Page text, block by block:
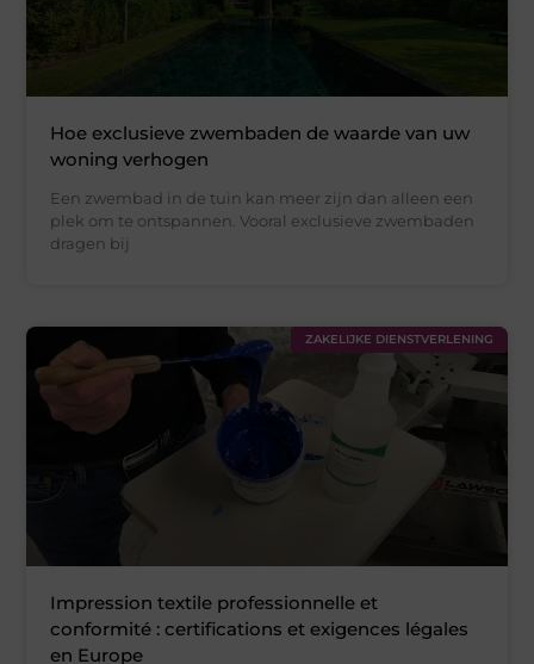
Hoe exclusieve zwembaden de waarde van uw
woning verhogen
Een zwembad in de tuin kan meer zijn dan alleen een
plek om te ontspannen. Vooral exclusieve zwembaden
dragen bij
ZAKELIJKE DIENSTVERLENING
Impression textile professionnelle et
conformité : certifications et exigences légales
en Europe